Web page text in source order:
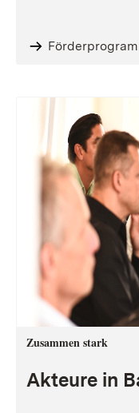
Zusammen stark
Akteure in